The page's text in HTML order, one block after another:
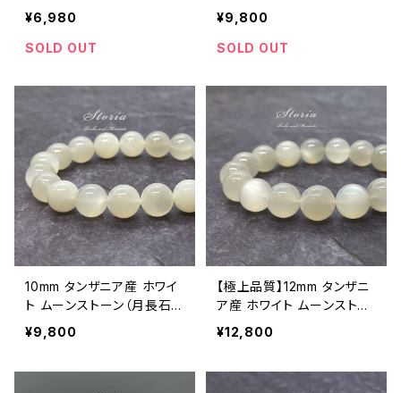
【M07147】
¥6,980
SOLD OUT
ンストーン（10mm） デザイ
ンブレスレット【鑑別済み】
¥9,800
SOLD OUT
10mm タンザニア産 ホワイ
ト ムーンストーン（月長石）
ブレスレット
¥9,800
【極上品質】12mm タンザニ
ア産 ホワイト ムーンストー
ン（月長石）ブレスレット
¥12,800